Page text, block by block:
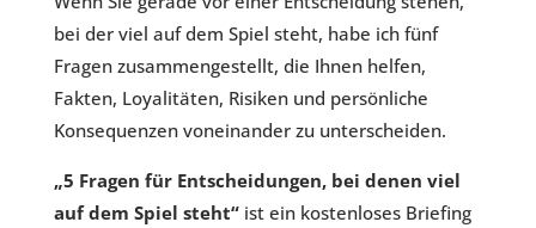
bei der viel auf dem Spiel steht, habe ich fünf
Fragen zusammengestellt, die Ihnen helfen,
Fakten, Loyalitäten, Risiken und persönliche
Konsequenzen voneinander zu unterscheiden.
„5 Fragen für Entscheidungen, bei denen viel
auf dem Spiel steht“ist ein kostenloses Briefing